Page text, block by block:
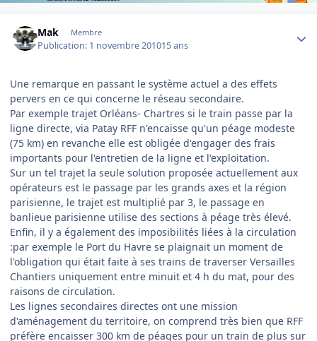
Mak Membre
Publication: 1 novembre 201015 ans
Une remarque en passant le système actuel a des effets
pervers en ce qui concerne le réseau secondaire.
Par exemple trajet Orléans- Chartres si le train passe par la
ligne directe, via Patay RFF n'encaisse qu'un péage modeste
(75 km) en revanche elle est obligée d'engager des frais
importants pour l'entretien de la ligne et l'exploitation.
Sur un tel trajet la seule solution proposée actuellement aux
opérateurs est le passage par les grands axes et la région
parisienne, le trajet est multiplié par 3, le passage en
banlieue parisienne utilise des sections à péage très élevé.
Enfin, il y a également des imposibilités liées à la circulation
:par exemple le Port du Havre se plaignait un moment de
l'obligation qui était faite à ses trains de traverser Versailles
Chantiers uniquement entre minuit et 4 h du mat, pour des
raisons de circulation.
Les lignes secondaires directes ont une mission
d'aménagement du territoire, on comprend très bien que RFF
préfère encaisser 300 km de péages pour un train de plus sur